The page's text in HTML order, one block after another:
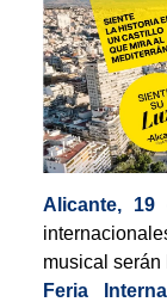
Alicante, 19
musical serán
Feria